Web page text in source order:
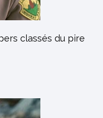
classés du pire